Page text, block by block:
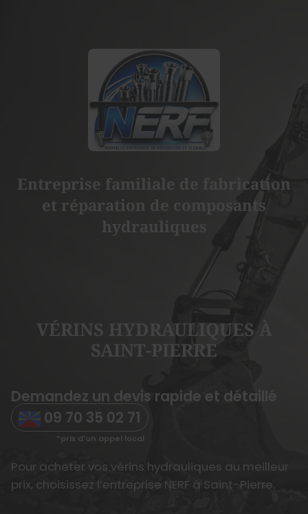
Entreprise familiale de fabrication
et réparation de composants
hydrauliques
VÉRINS HYDRAULIQUES À
SAINT-PIERRE
Demandez un devis rapide et détaillé
09 70 35 02 71
Pour acheter vos vérins hydrauliques au meilleur
prix, choisissez l’entreprise NERF à Saint-Pierre.